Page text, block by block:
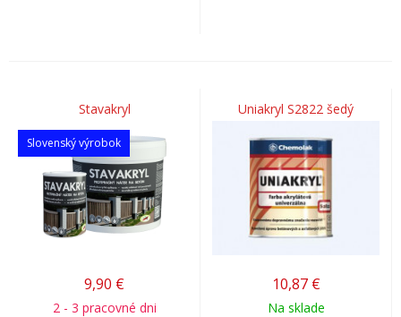
Stavakryl
Slovenský výrobok
9,90 €
2 - 3 pracovné dni
Uniakryl S2822 šedý
10,87 €
Na sklade